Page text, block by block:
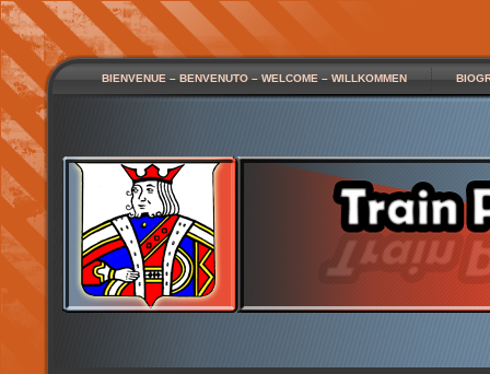
BIENVENUE – BENVENUTO – WELCOME – WILLKOMMEN